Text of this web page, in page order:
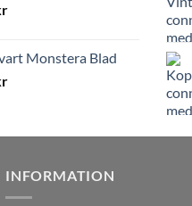
Monstera Blad
INFORMATION